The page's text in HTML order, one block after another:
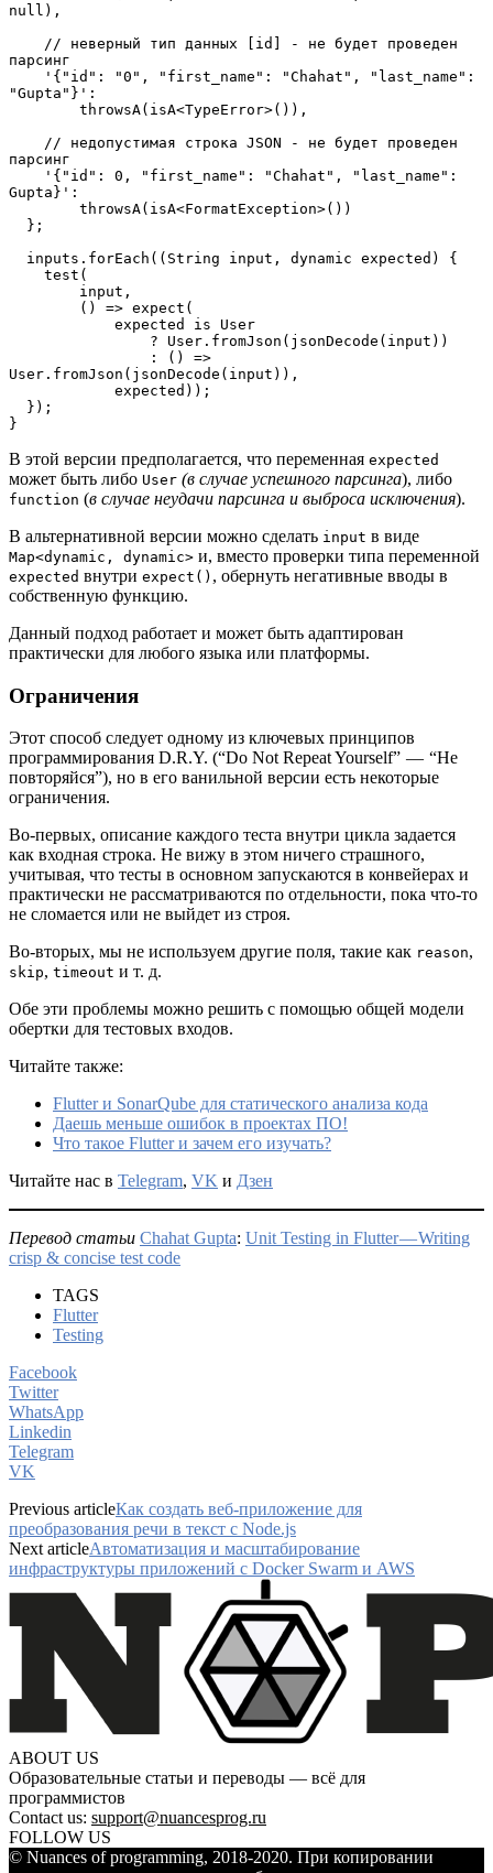
null),
парсинг
"Gupta"}':
        throwsA(isA<TypeError>()),
парсинг
Gupta}':
        throwsA(isA<FormatException>())
  };
  inputs.forEach((String input, dynamic expected) {
    test(
        input,
        () => expect(
            expected is User
                ? User.fromJson(jsonDecode(input))
User.fromJson(jsonDecode(input)),
            expected));
  });
}
В этой версии предполагается, что переменная expected
может быть либо User (в случае успешного парсинга), либо
function (в случае неудачи парсинга и выброса исключения).
В альтернативной версии можно сделать input в виде
Map<dynamic, dynamic> и, вместо проверки типа переменной
expected внутри expect() , обернуть негативные вводы в
собственную функцию.
Данный подход работает и может быть адаптирован
практически для любого языка или платформы.
Ограничения
Этот способ следует одному из ключевых принципов
программирования D.R.Y. (“Do Not Repeat Yourself” — “Не
повторяйся”), но в его ванильной версии есть некоторые
ограничения.
Во-первых, описание каждого теста внутри цикла задается
как входная строка. Не вижу в этом ничего страшного,
учитывая, что тесты в основном запускаются в конвейерах и
практически не рассматриваются по отдельности, пока что-то
не сломается или не выйдет из строя.
Во-вторых, мы не используем другие поля, такие как reason,
skip, timeout и т. д.
Обе эти проблемы можно решить с помощью общей модели
обертки для тестовых входов.
Читайте также:
Flutter и SonarQube для статического анализа кода
Даешь меньше ошибок в проектах ПО!
Что такое Flutter и зачем его изучать?
Читайте нас в Telegram, VK и Дзен
Перевод статьи Chahat Gupta: Unit Testing in Flutter — Writing
crisp & concise test code
TAGS
Flutter
Testing
Facebook
Twitter
WhatsApp
Linkedin
Telegram
VK
Previous articleКак создать веб-приложение для
преобразования речи в текст с Node.js
Next articleАвтоматизация и масштабирование
инфраструктуры приложений с Docker Swarm и AWS
ABOUT US
Образовательные статьи и переводы — всё для
программистов
Contact us: support@nuancesprog.ru
FOLLOW US
© Nuances of programming, 2018-2020. При копировании